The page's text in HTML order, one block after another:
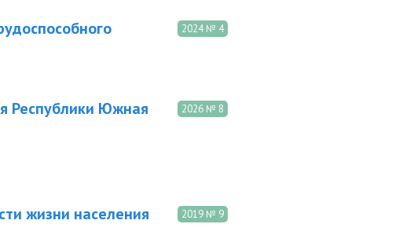
2024 № 4
2026 № 8
Республики Южная
2019 № 9
жизни населения